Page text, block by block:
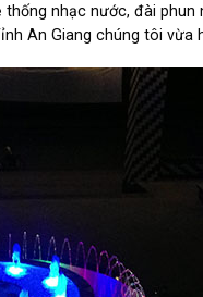
nhạc nước, đài
An Giang chúng tôi vừa